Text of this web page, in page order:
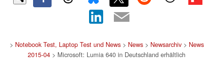
> Notebook Test, Laptop Test und News> News> Newsarchiv> News
2015-04 > Microsoft: Lumia 640 in Deutschland erhältlich